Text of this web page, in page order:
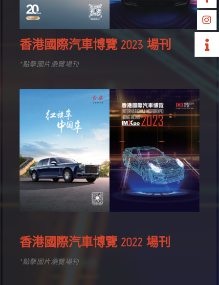
香港國際汽車博覽 2023 場刊
*點擊圖片瀏覽場刊
香港國際汽車博覽 2022 場刊
*點擊圖片瀏覽場刊